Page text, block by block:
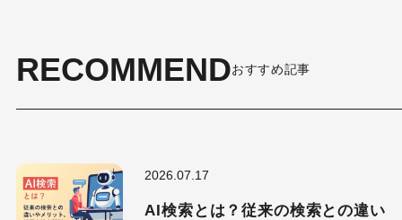
RECOMMENDおすすめ記事
2026.07.17
AI検索とは？従来の検索との違い